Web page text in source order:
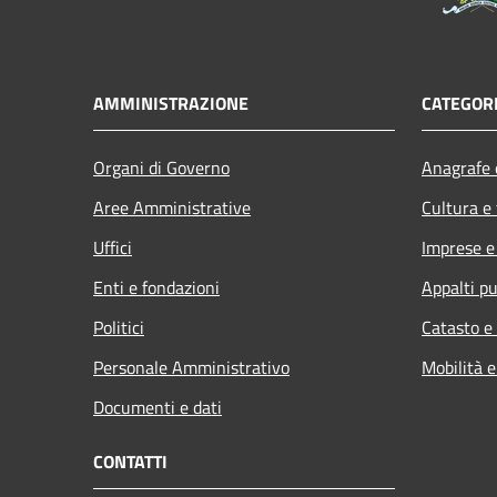
AMMINISTRAZIONE
Organi di Governo
Aree Amministrative
Uffici
Enti e fondazioni
Politici
Personale Amministrativo
Documenti e dati
Cultura
Imprese
Appalti
Catasto
Mobilità
CONTATTI